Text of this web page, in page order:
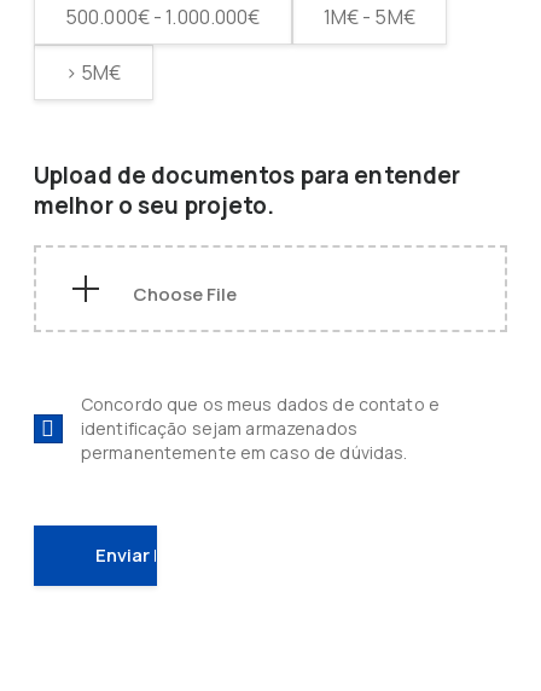
500.000€ - 1.000.000€ 1M€ - 5M€
> 5M€
Upload de documentos para entender
melhor o seu projeto.
Concordo que os meus dados de contato e
identificação sejam armazenados
permanentemente em caso de dúvidas.